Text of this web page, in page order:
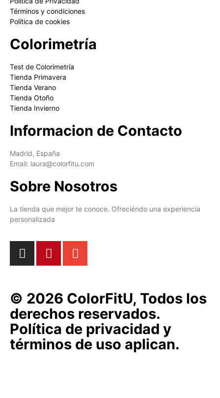
Términos y condiciones
Política de cookies
Colorimetría
Test de Colorimetría
Tienda Primavera
Tienda Verano
Tienda Otoño
Tienda Invierno
Informacion de Contacto
Madrid, España
Email: laura@colorfitu.com
Sobre Nosotros
La tienda que mejor te conoce. Ofreciéndo una experiencia
personalizada
© 2026 ColorFitU, Todos los
derechos reservados.
Política de privacidad y
términos de uso aplican.